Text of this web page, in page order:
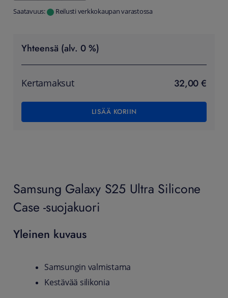
Saatavuus: Reilusti verkkokaupan varastossa
Yhteensä (alv. 0 %)
Kertamaksut 32,00 €
LISÄÄ KORIIN
Samsung Galaxy S25 Ultra Silicone
Case -suojakuori
Yleinen kuvaus
Samsungin valmistama
Kestävää silikonia